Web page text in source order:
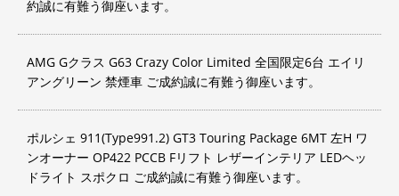
約誠に有難う御座います。
AMG Gクラス G63 Crazy Color Limited 全国限定6台 エイリ
アングリーン 禁煙車 ご成約誠に有難う御座います。
ポルシェ 911(Type991.2) GT3 Touring Package 6MT 左H ワ
ンオーナー OP422 PCCB Fリフト レザーインテリア LEDヘッ
ドライト スポクロ ご成約誠に有難う御座います。